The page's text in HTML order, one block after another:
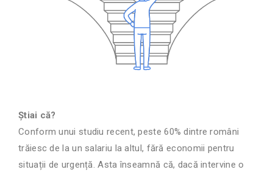
Știai că?
Conform unui studiu recent, peste 60% dintre români
trăiesc de la un salariu la altul, fără economii pentru
situații de urgență. Asta înseamnă că, dacă intervine o